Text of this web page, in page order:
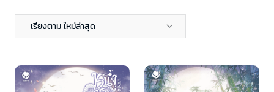
เรียงตาม ใหม่ล่าสุด